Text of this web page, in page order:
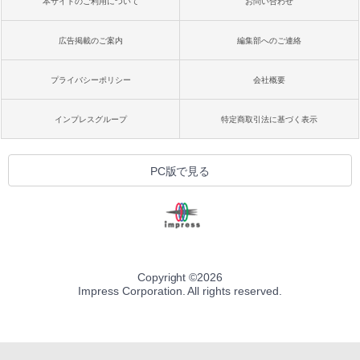
広告掲載のご案内 編集部へのご連絡
プライバシーポリシー 会社概要
インプレスグループ 特定商取引法に基づく表示
PC版で見る
Copyright ©2026
Impress Corporation. All rights reserved.